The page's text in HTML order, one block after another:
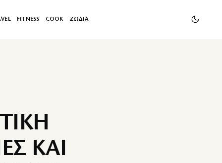
FITNESS COOK ΖΩΔΙΑ
ΚΑΙ